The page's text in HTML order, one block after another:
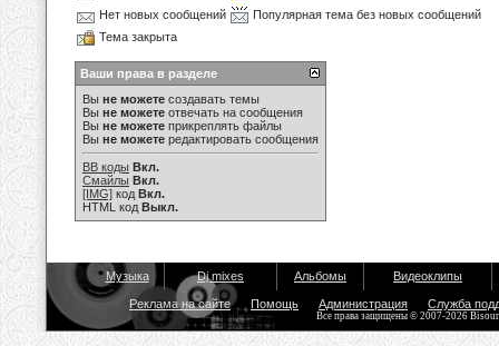
Нет новых сообщений
Популярная тема без новых сообщений
Тема закрыта
Ваши права в разделе
Вы не можете создавать темы
Вы не можете отвечать на сообщения
Вы не можете прикреплять файлы
Вы не можете редактировать сообщения
BB коды Вкл.
Смайлы Вкл.
[IMG] код Вкл.
HTML код Выкл.
Музыка Dj mixes Альбомы Видеоклипы
Реклама на сайте Помощь Администрация Служба
Все права защищены © 2007-2026